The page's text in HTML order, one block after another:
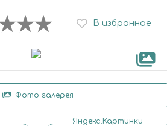
В избранное
Фото галерея
Яндекс.Картинки